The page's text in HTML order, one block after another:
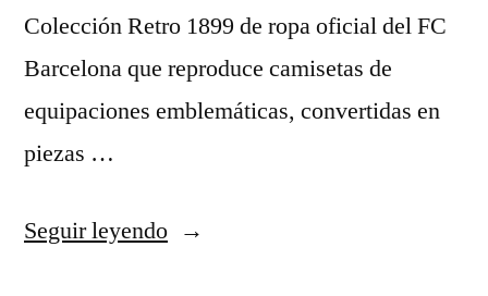
Colección Retro 1899 de ropa oficial del FC
Barcelona que reproduce camisetas de
equipaciones emblemáticas, convertidas en
piezas …
Seguir leyendo«camisetas